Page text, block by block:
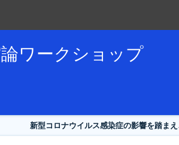
ワークショップ
新型コロナウイルス感染症の影響を踏まえ